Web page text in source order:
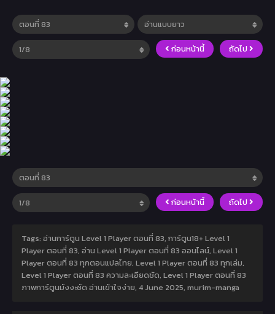
ก่อนหน้านี้ ถัดไป
ก่อนหน้านี้ ถัดไป
Tags: อ่านการ์ตูน Level 1 Player ตอนที่ 83, การ์ตูน18+ Level 1
Player ตอนที่ 83, อ่าน Level 1 Player ตอนที่ 83 ออนไลน์, Level 1
Player ตอนที่ 83 ทุกตอนแปลไทย, Level 1 Player ตอนที่ 83 ทุกเล่ม,
Level 1 Player ตอนที่ 83 ความละเอียดชัด, Level 1 Player ตอนที่ 83
ภาพการ์ตูนมังงะชัด อ่านเข้าใจง่าย, 4 June 2025, murim-manga